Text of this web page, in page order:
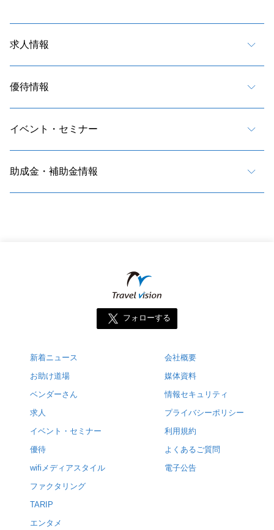
求人情報
優待情報
イベント・セミナー
助成金・補助金情報
フォローする
新着ニュース
お助け道場
ベンダーさん
求人
イベント・セミナー
優待
wifiメディアスタイル
ファクタリング
TARIP
エンタメ
会社概要
媒体資料
情報セキュリティ
プライバシーポリシー
利用規約
よくあるご質問
電子公告